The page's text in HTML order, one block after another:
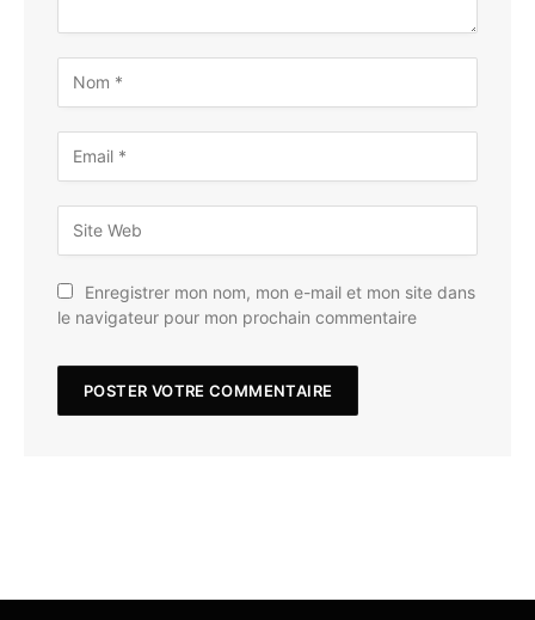
Enregistrer mon nom, mon e-mail et mon site dans
le navigateur pour mon prochain commentaire